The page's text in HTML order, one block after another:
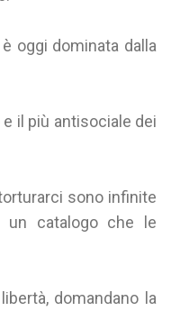
oggi dominata dalla
il più antisociale dei
sono infinite
catalogo che le
domandano la